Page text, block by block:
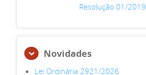
Resolução 01/2019
Novidades
Lei Ordinária 2921/2026